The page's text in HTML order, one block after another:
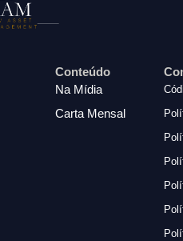
Conteúdo
Na Mídia
Carta Mensal